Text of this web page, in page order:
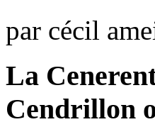
par cécil
La
Cendrillon